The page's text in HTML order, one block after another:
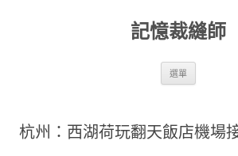
記憶裁縫師
選單
杭州：西湖荷玩翻天飯店機場